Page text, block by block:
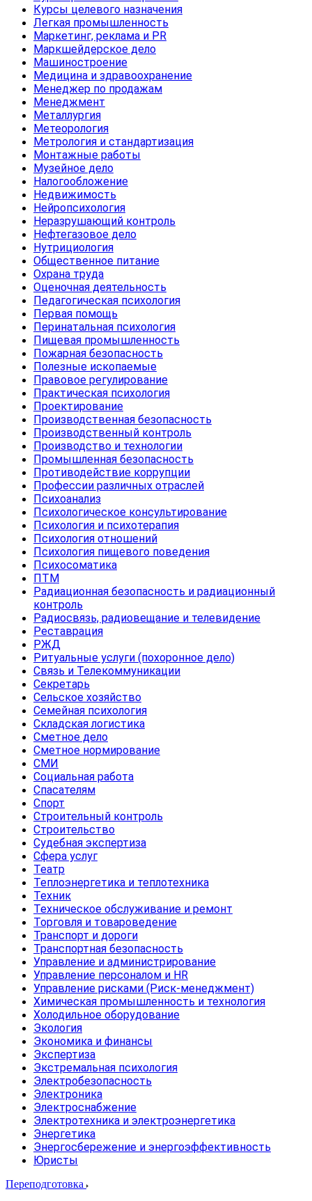
Курсы целевого назначения
Легкая промышленность
Маркетинг, реклама и PR
Маркшейдерское дело
Машиностроение
Медицина и здравоохранение
Менеджер по продажам
Менеджмент
Металлургия
Метеорология
Метрология и стандартизация
Монтажные работы
Музейное дело
Налогообложение
Недвижимость
Нейропсихология
Неразрушающий контроль
Нефтегазовое дело
Нутрициология
Общественное питание
Охрана труда
Оценочная деятельность
Педагогическая психология
Первая помощь
Перинатальная психология
Пищевая промышленность
Пожарная безопасность
Полезные ископаемые
Правовое регулирование
Практическая психология
Проектирование
Производственная безопасность
Производственный контроль
Производство и технологии
Промышленная безопасность
Противодействие коррупции
Профессии различных отраслей
Психоанализ
Психологическое консультирование
Психология и психотерапия
Психология отношений
Психология пищевого поведения
Психосоматика
ПТМ
Радиационная безопасность и радиационный
контроль
Радиосвязь, радиовещание и телевидение
Реставрация
РЖД
Ритуальные услуги (похоронное дело)
Связь и Телекоммуникации
Секретарь
Сельское хозяйство
Семейная психология
Складская логистика
Сметное дело
Сметное нормирование
СМИ
Социальная работа
Спасателям
Спорт
Строительный контроль
Строительство
Судебная экспертиза
Сфера услуг
Театр
Теплоэнергетика и теплотехника
Техник
Техническое обслуживание и ремонт
Торговля и товароведение
Транспорт и дороги
Транспортная безопасность
Управление и администрирование
Управление персоналом и HR
Управление рисками (Риск-менеджмент)
Химическая промышленность и технология
Холодильное оборудование
Экология
Экономика и финансы
Экспертиза
Экстремальная психология
Электробезопасность
Электроника
Электроснабжение
Электротехника и электроэнергетика
Энергетика
Энергосбережение и энергоэффективность
Юристы
Переподготовка